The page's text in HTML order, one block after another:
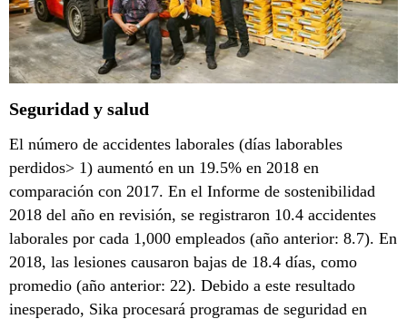
Seguridad y salud
El número de accidentes laborales (días laborables
perdidos> 1) aumentó en un 19.5% en 2018 en
comparación con 2017. En el Informe de sostenibilidad
2018 del año en revisión, se registraron 10.4 accidentes
laborales por cada 1,000 empleados (año anterior: 8.7). En
2018, las lesiones causaron bajas de 18.4 días, como
promedio (año anterior: 22). Debido a este resultado
inesperado, Sika procesará programas de seguridad en